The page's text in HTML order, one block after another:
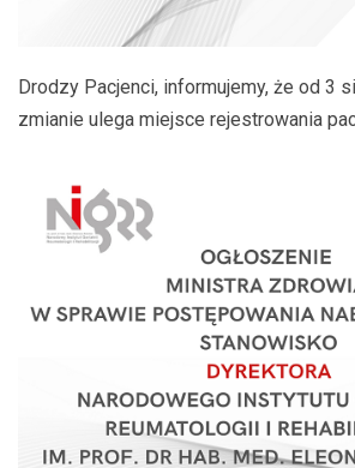
Drodzy Pacjenci, informujemy, że od 3
zmianie ulega miejsce rejestrowania